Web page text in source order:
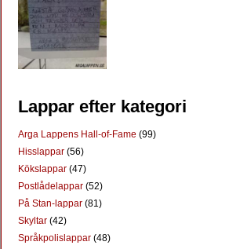
Lappar efter kategori
Arga Lappens Hall-of-Fame (99)
Hisslappar (56)
Kökslappar (47)
Postlådelappar (52)
På Stan-lappar (81)
Skyltar (42)
Språkpolislappar (48)